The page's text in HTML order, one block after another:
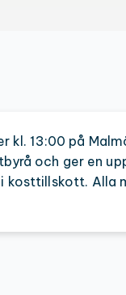
kl. 13:00 på
och ger en
kosttillskott. Alla